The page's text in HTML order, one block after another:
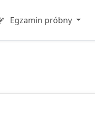
Egzamin próbny